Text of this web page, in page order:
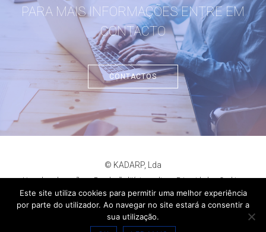
PARA MAIS INFORMAÇÕES ENTRE EM
CONTACTO
CONTACTOS
© KADARP, Lda
Livro de reclamações Resolução litígios online Privacidade
Cookies
criação de sites:criativo.net
Este site utiliza cookies para permitir uma melhor experiência
por parte do utilizador. Ao navegar no site estará a consentir a
sua utilização.